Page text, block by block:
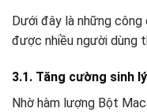
Dưới đây là những
được nhiều người dùng
3.1. Tăng cường sinh
Nhờ hàm lượng Bột